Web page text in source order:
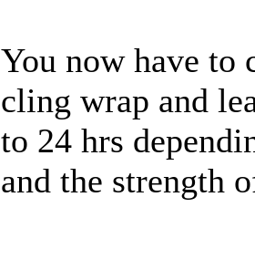
You now have to
cling wrap and
to 24 hrs
and the strength